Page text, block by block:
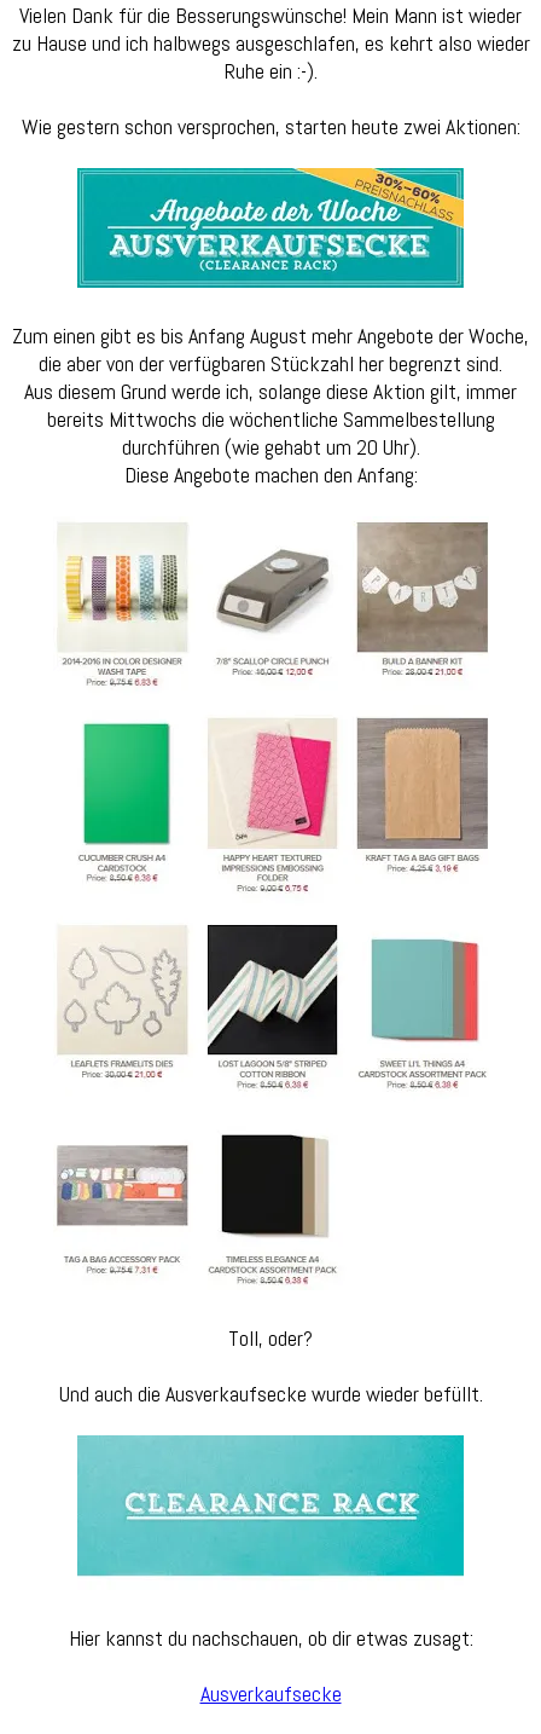
Vielen Dank für die Besserungswünsche! Mein Mann ist wieder
zu Hause und ich halbwegs ausgeschlafen, es kehrt also wieder
Ruhe ein :-).
Wie gestern schon versprochen, starten heute zwei Aktionen:
Zum einen gibt es bis Anfang August mehr Angebote der Woche,
die aber von der verfügbaren Stückzahl her begrenzt sind.
Aus diesem Grund werde ich, solange diese Aktion gilt, immer
bereits Mittwochs die wöchentliche Sammelbestellung
durchführen (wie gehabt um 20 Uhr).
Diese Angebote machen den Anfang:
Toll, oder?
Und auch die Ausverkaufsecke wurde wieder befüllt.
Hier kannst du nachschauen, ob dir etwas zusagt:
Ausverkaufsecke